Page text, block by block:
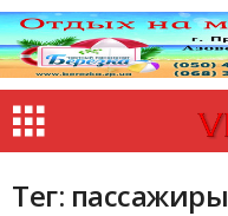
Тег: пассажиры